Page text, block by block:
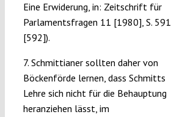
Eine Erwiderung, in: Zeitschrift für
Parlamentsfragen 11 [1980], S. 591
[592]).
7. Schmittianer sollten daher von
Böckenförde lernen, dass Schmitts
Lehre sich nicht für die Behauptung
heranziehen lässt, im